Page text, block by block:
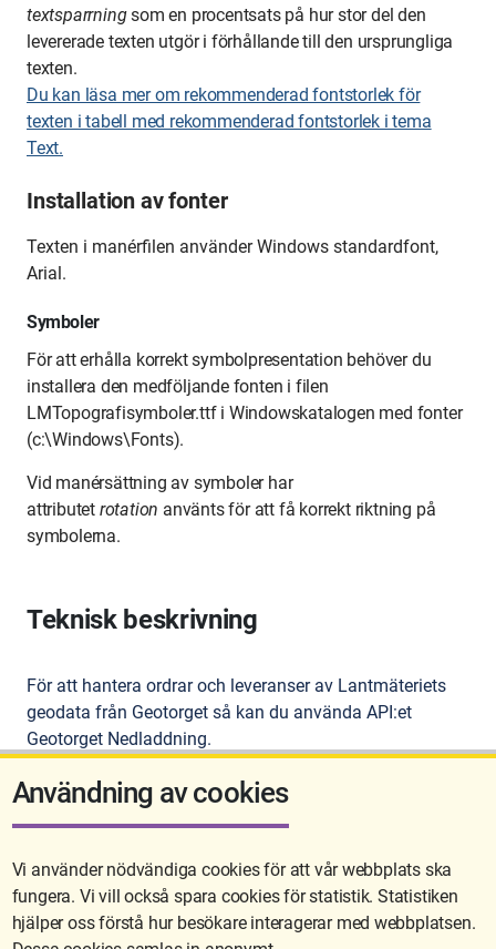
textsparrningsom en procentsats på hur stor del den
levererade texten utgör i förhållande till den ursprungliga
texten.
Du kan läsa mer om rekommenderad fontstorlek för
texten i tabell med rekommenderad fontstorlek i tema
Text.
Installation av fonter
Texten i manérfilen använder Windows standardfont,
Arial.
Symboler
För att erhålla korrekt symbolpresentation behöver du
installera den medföljande fonten i filen
LMTopografisymboler.ttf i Windowskatalogen med fonter
(c:\Windows\Fonts).
Vid manérsättning av symboler har
attributet rotation använts för att få korrekt riktning på
symbolerna.
Teknisk beskrivning
För att hantera ordrar och leveranser av Lantmäteriets
geodata från Geotorget så kan du använda API:et
Geotorget Nedladdning.
Läs mer i den tekniska beskrivningen för Geotorget
Nedladdning
.
Sidan uppdaterades senast: 2026-05-26 08:16
Användning av cookies
Vi använder nödvändiga cookies för att vår webbplats ska
fungera. Vi vill också spara cookies för statistik. Statistiken
hjälper oss förstå hur besökare interagerar med webbplatsen.